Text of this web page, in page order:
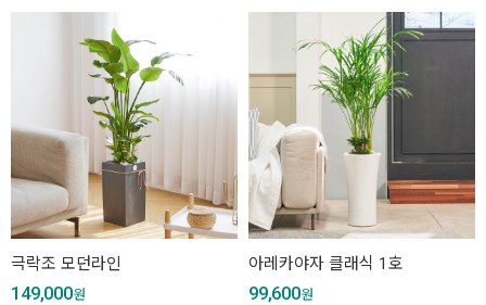
극락조 모던라인
149,000원
아레카야자 클래식 1호
99,600원